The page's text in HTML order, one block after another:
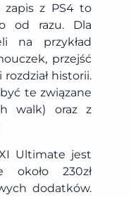
zapis z PS4 to
od razu. Dla
na przykład
przejść
historii.
te związane
walk) oraz z
Ultimate jest
230zł
dodatków.